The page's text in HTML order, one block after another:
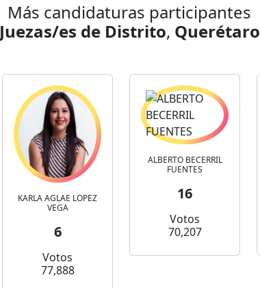
Más candidaturas participantes
Juezas/es de Distrito, Querétaro
KARLA AGLAE LOPEZ
VEGA
6
Votos
77,888
ALBERTO BECERRIL
FUENTES
16
Votos
70,207